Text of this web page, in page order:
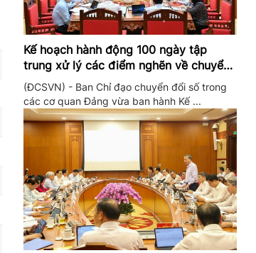
Kế hoạch hành động 100 ngày tập
trung xử lý các điểm nghẽn về chuyển
đổi số trong các cơ quan Đảng
(ĐCSVN) - Ban Chỉ đạo chuyển đổi số trong
các cơ quan Đảng vừa ban hành Kế ...